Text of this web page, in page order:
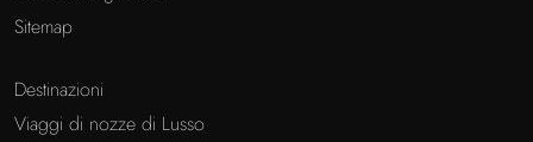
Sitemap
Destinazioni
Viaggi di nozze di Lusso